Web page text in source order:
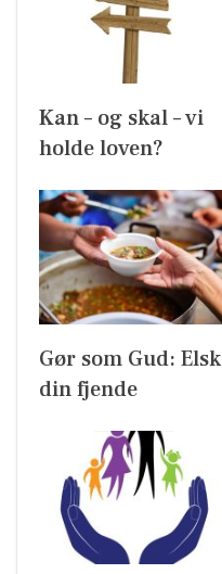
Kan – og skal – vi
holde loven?
Gør som Gud: Elsk
din fjende